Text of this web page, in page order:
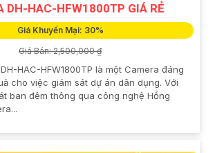
DH-HAC-HFW1800TP GIÁ RẺ
Giá Khuyến Mại: 30%
Giá Bán: 2,500,000 ₫
HAC-HFW1800TP là một Camera đáng
cho việc giám sát dự án dân dụng. Với
ban đêm thông qua công nghệ Hồng